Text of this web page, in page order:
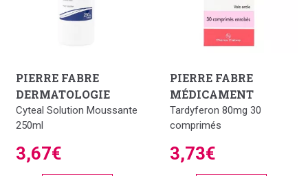
PIERRE FABRE
DERMATOLOGIE
Cyteal Solution Moussante
250ml
3,67€
PIERRE FABRE
MÉDICAMENT
Tardyferon 80mg 30
comprimés
3,73€